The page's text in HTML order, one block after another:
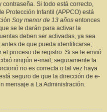
Si todo está correcto,
Protección Infantil (APPCO) está
Soy menor de 13 años entonces
se le darán para activar la
deben ser activadas, ya sea
de que pueda identificarse;
proceso de registro. Si se le envió
ningún e-mail, seguramente la
no es correcta o tal vez haya
seguro de que la dirección de e-
mensaje a La Administración.